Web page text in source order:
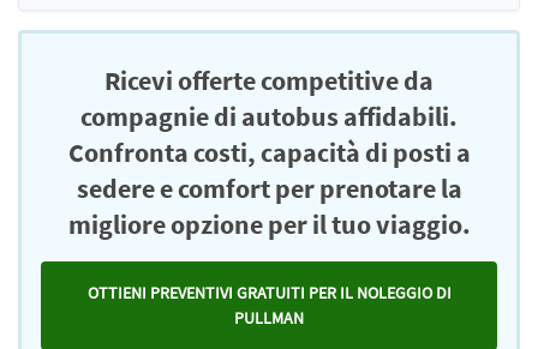
Ricevi offerte competitive da
compagnie di autobus affidabili.
Confronta costi, capacità di posti a
sedere e comfort per prenotare la
migliore opzione per il tuo viaggio.
OTTIENI PREVENTIVI GRATUITI PER IL NOLEGGIO DI
PULLMAN